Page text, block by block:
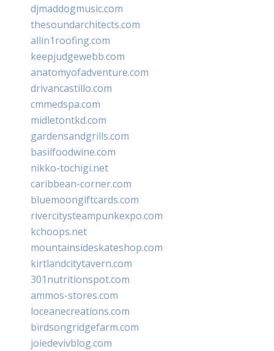
djmaddogmusic.com
thesoundarchitects.com
allin1roofing.com
keepjudgewebb.com
anatomyofadventure.com
drivancastillo.com
cmmedspa.com
midletontkd.com
gardensandgrills.com
basilfoodwine.com
nikko-tochigi.net
caribbean-corner.com
bluemoongiftcards.com
rivercitysteampunkexpo.com
kchoops.net
mountainsideskateshop.com
kirtlandcitytavern.com
301nutritionspot.com
ammos-stores.com
loceanecreations.com
birdsongridgefarm.com
joiedevivblog.com